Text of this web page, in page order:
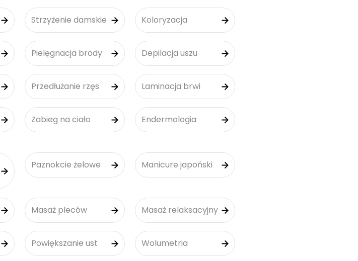
Strzyżenie damskie Koloryzacja
Pielęgnacja brody Depilacja uszu
Przedłużanie rzęs Laminacja brwi
Zabieg na ciało Endermologia
Paznokcie żelowe Manicure japoński
Masaż pleców Masaż relaksacyjny
Powiększanie ust Wolumetria